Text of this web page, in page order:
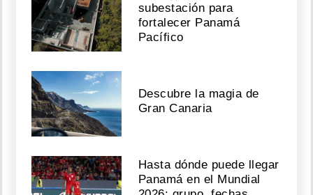
subestación para
fortalecer Panamá
Pacífico
Descubre la magia de
Gran Canaria
Hasta dónde puede llegar
Panamá en el Mundial